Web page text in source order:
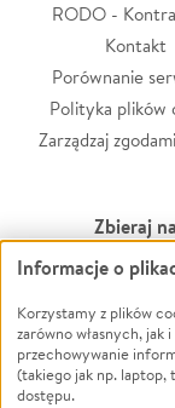
RODO -
Kontakt
Porównanie
Polityka plików
Zarządzaj
Zbieraj na
Leczenie
Zwierzęta
Pożar
Ukraina
Informacje o
Korzystamy z plików
zarówno własnych,
przechowywanie
(takiego jak np. laptop,
dostępu.